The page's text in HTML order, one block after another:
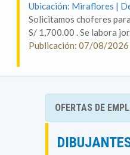
Ubicación: Miraflores |
Solicitamos choferes
S/ 1,700.00 . Se labora
Publicación: 07/08/
OFERTAS DE